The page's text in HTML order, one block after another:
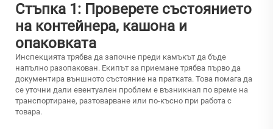
Стъпка 1: Проверете състоянието
на контейнера, кашона и
опаковката
Инспекцията трябва да започне преди камъкът да бъде
напълно разопакован. Екипът за приемане трябва първо да
документира външното състояние на пратката. Това помага да
се уточни дали евентуален проблем е възникнал по време на
транспортиране, разтоварване или по-късно при работа с
товара.